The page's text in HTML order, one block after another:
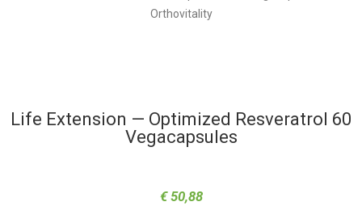
Life Extension — Optimized Resveratrol 60
Vegacapsules
€50,88